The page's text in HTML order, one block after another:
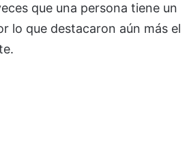
que una persona tiene un
lo que destacaron aún más el